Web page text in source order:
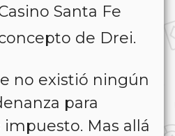
Santa Fe
de Drei.
no existió ningún
para
Mas allá